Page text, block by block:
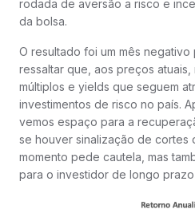
rodada de aversão a risco e
da bolsa.
O resultado foi um mês negativo
ressaltar que, aos preços atuais,
múltiplos e yields que seguem
investimentos de risco no país.
vemos espaço para a
se houver sinalização de cortes
momento pede cautela, mas
para o investidor de longo